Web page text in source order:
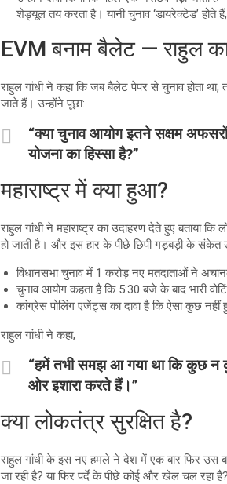
शेड्यूल तय करता है। यानी चुनाव ‘डायरेक्टेड’ होते
EVM बनाम बैलेट — राहुल
राहुल गांधी ने कहा कि जब बैलेट पेपर से चुनाव होता
जाते हैं। उन्होंने पूछा:
“क्या चुनाव आयोग इतने सक्षम
योजना का हिस्सा है?”
महाराष्ट्र में क्या हुआ?
राहुल गांधी ने महाराष्ट्र का उदाहरण देते हुए बताया
हो जाती है। और इस हार के पीछे छिपी गड़बड़ी के संकेत
विधानसभा चुनाव में 1 करोड़ नए मतदाताओं ने
चुनाव आयोग कहता है कि 5:30 बजे के बाद भारी
कांग्रेस पोलिंग एजेंट्स का दावा है कि ऐसा कुछ नहीं
राहुल गांधी ने कहा,
“हमें तभी समझ आ गया था कि कुछ न
ओर इशारा करते हैं।”
क्या लोकतंत्र सुरक्षित है?
राहुल गांधी के इस नए हमले ने देश में एक बार फिर उस
जा रही है? या फिर पर्दे के पीछे कोई और खेल चल रहा है?